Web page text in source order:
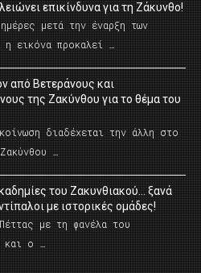
επικίνδυνα για τη Ζάκυνθο!
μετά την έναρξη των
η εικόνα προκαλεί …
από Βετεράνους και
της Ζακύνθου για το θέμα του
διαδέχεται την άλλη στο
…
του Ζακυνθιακού… ξανά
με ιστορικές ομάδες!
με τη φανέλα του
και ο …